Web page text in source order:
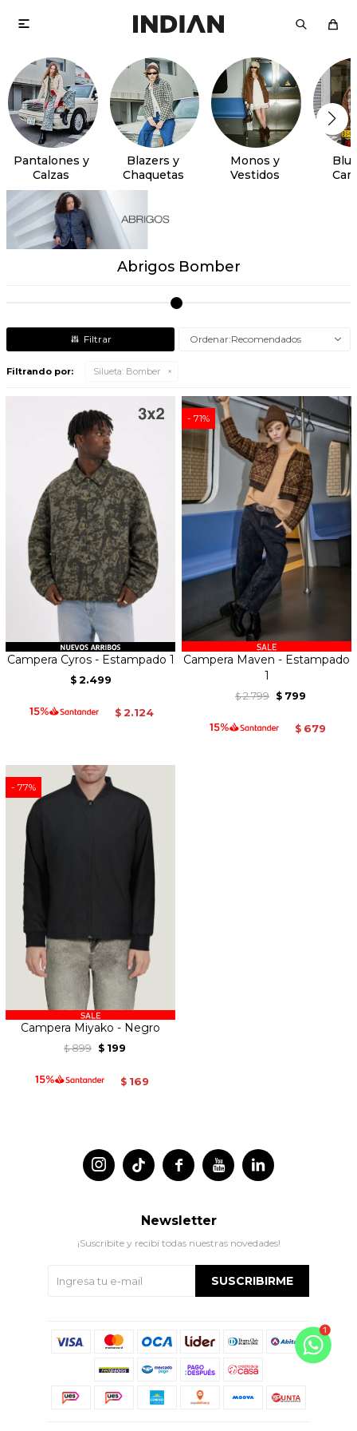

Pantalones y
Calzas
Blazers y
Chaquetas
Monos y
Vestidos
Abrigos Bomber
Recomendados
Filtrando por: Silueta: Bomber
Campera Cyros - Estampado 1
$ 2.499
$ 2.124
71
Campera Maven - Estampado
1
$ 2.799 $ 799
$ 679
77
Campera Miyako - Negro
$ 899 $ 199
$ 169
 
 
Newsletter
¡Suscribite y recibí todas nuestras novedades!
SUSCRIBIRME